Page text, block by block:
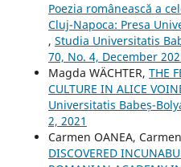
Poezia românească a
Cluj-Napoca: Presa
, Studia Universitatis
70, No. 4, December
Magda WÄCHTER, THE
CULTURE IN ALICE
Universitatis Babeș-
2, 2021
Carmen OANEA,
DISCOVERED